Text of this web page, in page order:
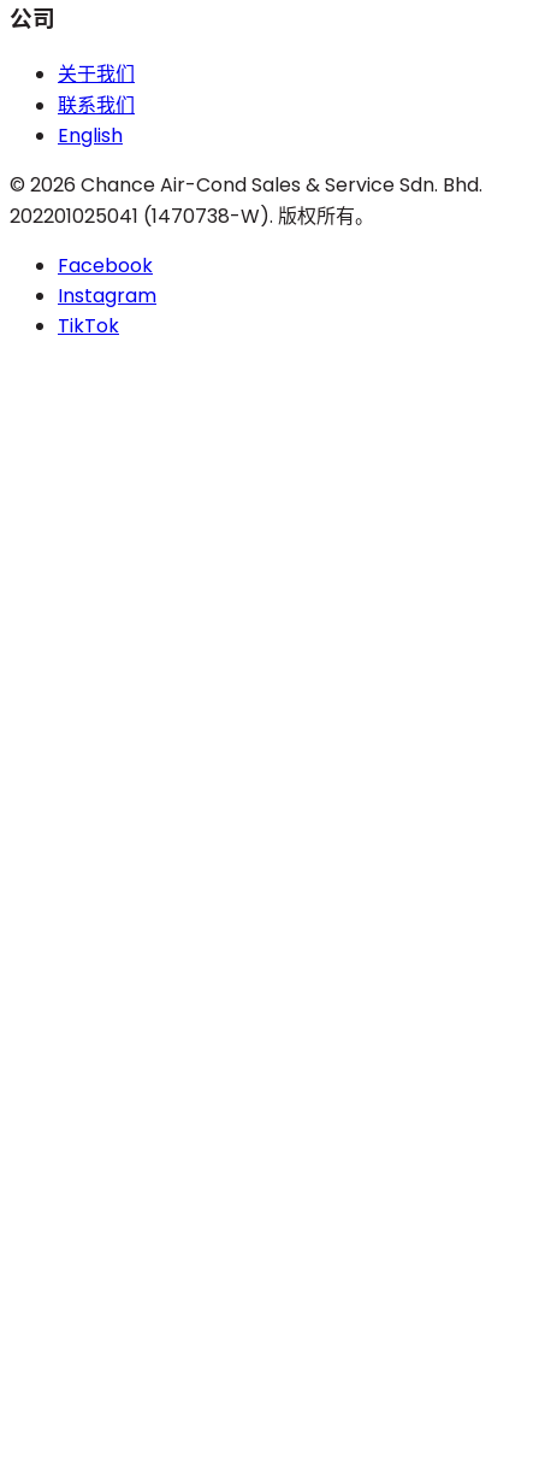
公司
关于我们
联系我们
English
© 2026 Chance Air-Cond Sales & Service Sdn. Bhd.
202201025041 (1470738-W). 版权所有。
Facebook
Instagram
TikTok